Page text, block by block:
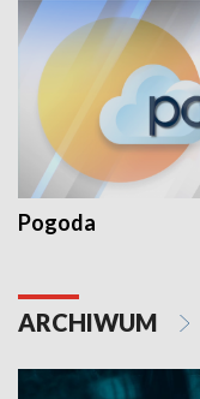
Pogoda
ARCHIWUM